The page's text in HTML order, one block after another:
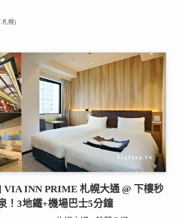
札幌)
VIA INN PRIME 札幌大通 @ 下樓秒
！3地鐵+機場巴士5分鐘